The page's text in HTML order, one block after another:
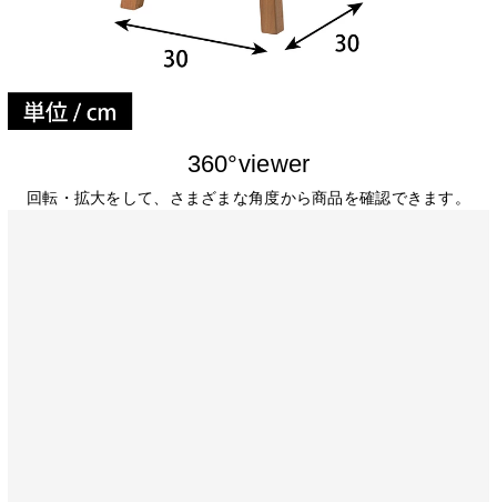
360°viewer
回転・拡大をして、さまざまな角度から商品を確認できます。